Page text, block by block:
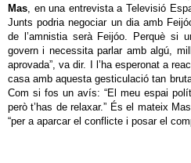
Mas , en una entrevista a Televisió
Junts podria negociar un dia amb
de l’amnistia serà Feijóo. Perquè si
govern i necessita parlar amb algú,
aprovada”, va dir. I l’ha esperonat a
casa amb aquesta gesticulació tan
Com si fos un avís: “El meu espai
però t’has de relaxar.” És el mateix
“per a aparcar el conflicte i posar el